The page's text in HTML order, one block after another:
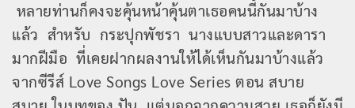
หลายท่านก็คงจะคุ้นหน้าคุ้นตาเธอคนนี้กันมาบ้าง
แล้ว สำหรับ กระปุกพัชรา นางแบบสาวและดารา
มากฝีมือ ที่เคยฝากผลงานให้ได้เห็นกันมาบ้างแล้ว
จากซีรีส์ Love Songs Love Series ตอน สบาย